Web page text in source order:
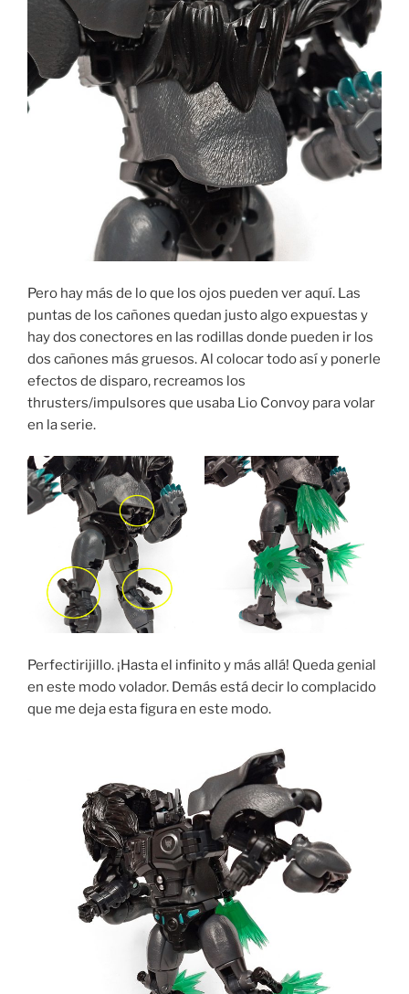
Pero hay más de lo que los ojos pueden ver aquí. Las
puntas de los cañones quedan justo algo expuestas y
hay dos conectores en las rodillas donde pueden ir los
dos cañones más gruesos. Al colocar todo así y ponerle
efectos de disparo, recreamos los
thrusters/impulsores que usaba Lio Convoy para volar
en la serie.
Perfectirijillo. ¡Hasta el infinito y más allá! Queda genial
en este modo volador. Demás está decir lo complacido
que me deja esta figura en este modo.